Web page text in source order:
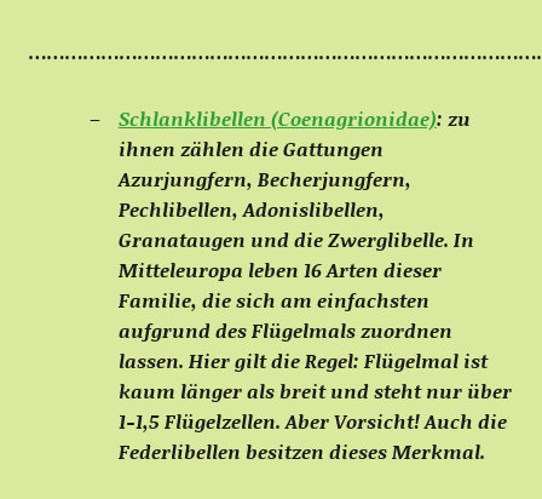
Schlanklibellen (Coenagrionidae): zu
ihnen zählen die Gattungen
Azurjungfern, Becherjungfern,
Pechlibellen, Adonislibellen,
Granataugen und die Zwerglibelle. In
Mitteleuropa leben 16 Arten dieser
Familie, die sich am einfachsten
aufgrund des Flügelmals zuordnen
lassen. Hier gilt die Regel: Flügelmal ist
kaum länger als breit und steht nur über
1-1,5 Flügelzellen. Aber Vorsicht! Auch die
Federlibellen besitzen dieses Merkmal.